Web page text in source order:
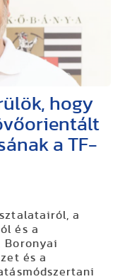
hogy
a TF-
a
és a
Boronyai
és a